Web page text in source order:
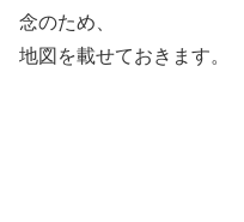
念のため、
地図を載せておきます。